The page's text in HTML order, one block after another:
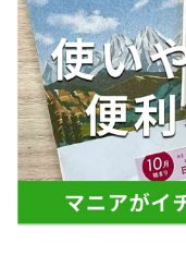
からの給料が０円になり、
オークションに目をつける
は落札者として参加。その
しまくる。出品する物がほ
トオークションを生活の一
ンやフリマアプリは生活の
消費税増税の社会において
家計の救世主になりえると